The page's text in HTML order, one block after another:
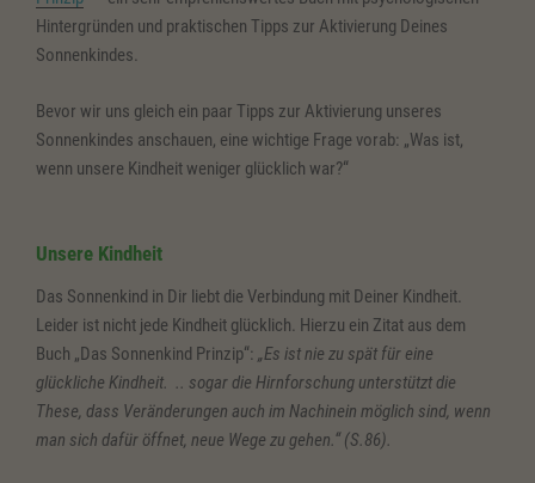
Hintergründen und praktischen Tipps zur Aktivierung Deines
Sonnenkindes.
Bevor wir uns gleich ein paar Tipps zur Aktivierung unseres
Sonnenkindes anschauen, eine wichtige Frage vorab: „Was ist,
wenn unsere Kindheit weniger glücklich war?“
Unsere Kindheit
Das Sonnenkind in Dir liebt die Verbindung mit Deiner Kindheit.
Leider ist nicht jede Kindheit glücklich. Hierzu ein Zitat aus dem
Buch „Das Sonnenkind Prinzip“: „Es ist nie zu spät für eine
glückliche Kindheit. .. sogar die Hirnforschung unterstützt die
These, dass Veränderungen auch im Nachinein möglich sind, wenn
man sich dafür öffnet, neue Wege zu gehen.“ (S.86).